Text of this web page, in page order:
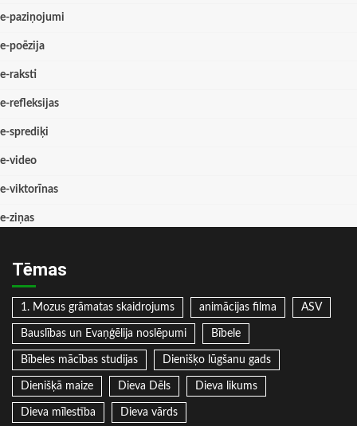
e-paziņojumi
e-poēzija
e-raksti
e-refleksijas
e-sprediķi
e-video
e-viktorīnas
e-ziņas
Tēmas
1. Mozus grāmatas skaidrojums animācijas filma ASV
Bauslības un Evaņģēlija noslēpumi Bībele
Bībeles mācības studijas Dienišķo lūgšanu gads
Dienišķā maize Dieva Dēls Dieva likums
Dieva mīlestība Dieva vārds